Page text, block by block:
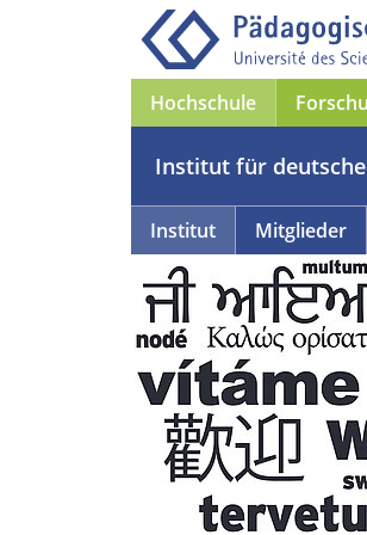
Hochschule
Institut für
Institut Mitglieder